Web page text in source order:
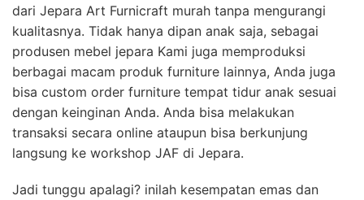
dari Jepara Art Furnicraft murah tanpa mengurangi
kualitasnya. Tidak hanya dipan anak saja, sebagai
produsen mebel jepara Kami juga memproduksi
berbagai macam produk furniture lainnya, Anda juga
bisa custom order furniture tempat tidur anak sesuai
dengan keinginan Anda. Anda bisa melakukan
transaksi secara online ataupun bisa berkunjung
langsung ke workshop JAF di Jepara.
Jadi tunggu apalagi? inilah kesempatan emas dan